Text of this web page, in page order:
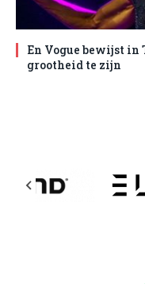
En Vogue bewijst
grootheid te zijn